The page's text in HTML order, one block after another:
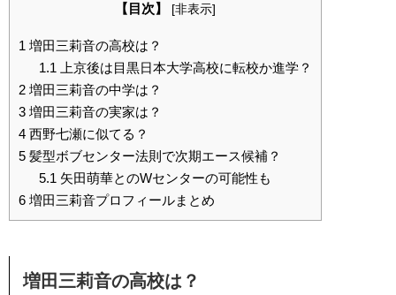
【目次】 [非表示]
1 増田三莉音の高校は？
1.1上京後は目黒日本大学高校に転校か進学？
2 増田三莉音の中学は？
3 増田三莉音の実家は？
4 西野七瀬に似てる？
5 髪型ボブセンター法則で次期エース候補？
5.1矢田萌華とのWセンターの可能性も
6 増田三莉音プロフィールまとめ
増田三莉音の高校は？